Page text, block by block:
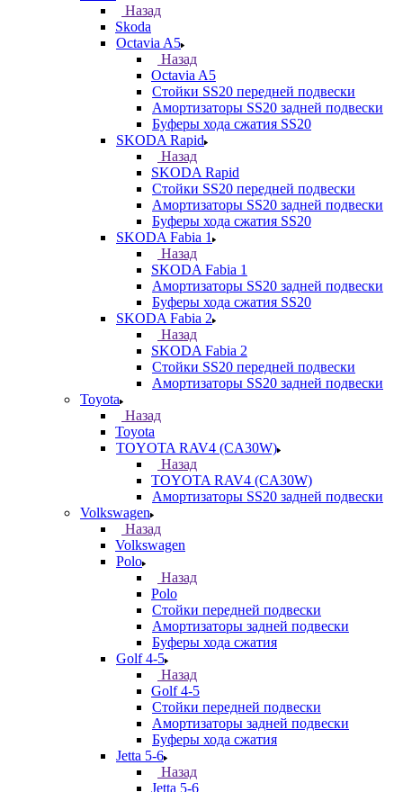
Назад
Skoda
Octavia A5
Назад
Octavia A5
Стойки SS20 передней подвески
Амортизаторы SS20 задней подвески
Буферы хода сжатия SS20
SKODA Rapid
Назад
SKODA Rapid
Стойки SS20 передней подвески
Амортизаторы SS20 задней подвески
Буферы хода сжатия SS20
SKODA Fabia 1
Назад
SKODA Fabia 1
Амортизаторы SS20 задней подвески
Буферы хода сжатия SS20
SKODA Fabia 2
Назад
SKODA Fabia 2
Стойки SS20 передней подвески
Амортизаторы SS20 задней подвески
Toyota
Назад
Toyota
TOYOTA RAV4 (CA30W)
Назад
TOYOTA RAV4 (CA30W)
Амортизаторы SS20 задней подвески
Volkswagen
Назад
Volkswagen
Polo
Назад
Polo
Стойки передней подвески
Амортизаторы задней подвески
Буферы хода сжатия
Golf 4-5
Назад
Golf 4-5
Стойки передней подвески
Амортизаторы задней подвески
Буферы хода сжатия
Jetta 5-6
Назад
Jetta 5-6